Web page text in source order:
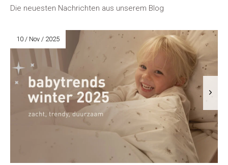
Die neuesten Nachrichten aus unserem Blog
10 / Nov / 2025